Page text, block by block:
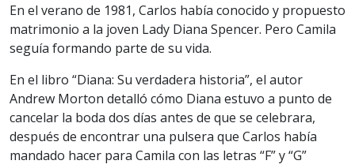
En el verano de 1981, Carlos había conocido y propuesto
matrimonio a la joven Lady Diana Spencer. Pero Camila
seguía formando parte de su vida.
En el libro “Diana: Su verdadera historia”, el autor
Andrew Morton detalló cómo Diana estuvo a punto de
cancelar la boda dos días antes de que se celebrara,
después de encontrar una pulsera que Carlos había
mandado hacer para Camila con las letras “F” y “G”